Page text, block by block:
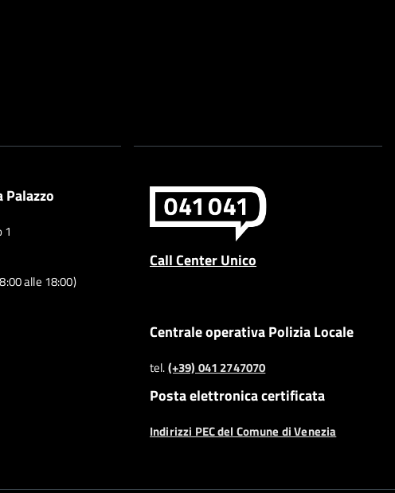
Palazzo
1
alle 18:00)
Call Center Unico
Centrale operativa Polizia Locale
tel.(+39) 041 2747070
Posta elettronica certificata
Indirizzi PEC del Comune di Venezia